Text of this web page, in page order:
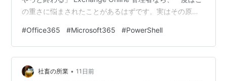
の重さに悩まされたことがあるはずです。実はその原
えは Get-Mailbox から Get-EXOMailbox への切り替えで
す。 この記事では、なぜ Get-EXOMailbox がここまで速
いのか、その仕組みを解説します。 結論:速さの理由は
「通信方式」と「取得データ量」 Get-Mai…
#Office365 #Microsoft365 #PowerShell
社畜の所業 • 11日前